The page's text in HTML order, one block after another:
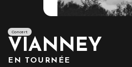
Concert
VIANNEY
EN TOURNÉE